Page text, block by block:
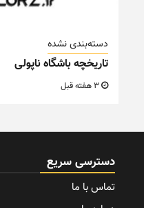
دسته‌بندی نشده
تاریخچه باشگاه ناپولی
دسترسی سریع
تماس با ما